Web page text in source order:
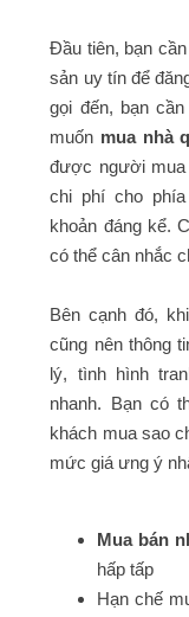
Đầu tiên, bạn
sản uy tín để
gọi đến, bạn
muốn mua nhà
được người mua
chi phí cho
khoản đáng kể.
có thể cân nhắc
Bên cạnh đó,
cũng nên thông
lý, tình hình
nhanh. Bạn có
khách mua sao
mức giá ưng ý
Mua bán
hấp tấp
Hạn chế